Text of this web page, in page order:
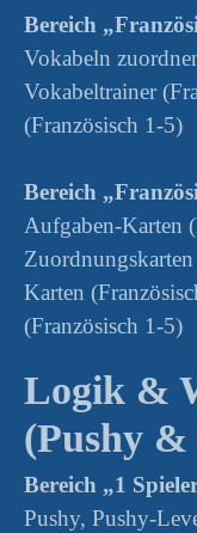
Bereich
Vokabeln
Vokabeltrainer
(Französisch 1-5)
Bereich
Aufgaben-Karten
Karten
(Französisch 1-5)
Logik &
(Pushy &
Bereich „1
Pushy, Pushy-